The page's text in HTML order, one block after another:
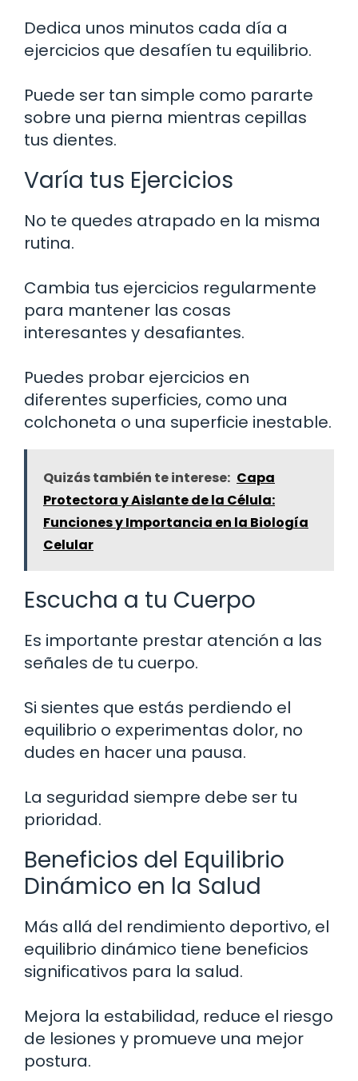
Dedica unos minutos cada día a
ejercicios que desafíen tu equilibrio.
Puede ser tan simple como pararte
sobre una pierna mientras cepillas
tus dientes.
Varía tus Ejercicios
No te quedes atrapado en la misma
rutina.
Cambia tus ejercicios regularmente
para mantener las cosas
interesantes y desafiantes.
Puedes probar ejercicios en
diferentes superficies, como una
colchoneta o una superficie inestable.
Quizás también te interese: Capa
Protectora y Aislante de la Célula:
Funciones y Importancia en la Biología
Celular
Escucha a tu Cuerpo
Es importante prestar atención a las
señales de tu cuerpo.
Si sientes que estás perdiendo el
equilibrio o experimentas dolor, no
dudes en hacer una pausa.
La seguridad siempre debe ser tu
prioridad.
Beneficios del Equilibrio
Dinámico en la Salud
Más allá del rendimiento deportivo, el
equilibrio dinámico tiene beneficios
significativos para la salud.
Mejora la estabilidad, reduce el riesgo
de lesiones y promueve una mejor
postura.